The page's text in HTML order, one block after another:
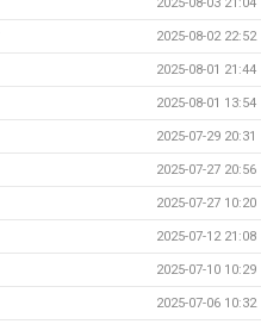
2025-08-02 22:52
2025-08-01 21:44
2025-08-01 13:54
2025-07-29 20:31
2025-07-27 20:56
2025-07-27 10:20
2025-07-12 21:08
2025-07-10 10:29
2025-07-06 10:32